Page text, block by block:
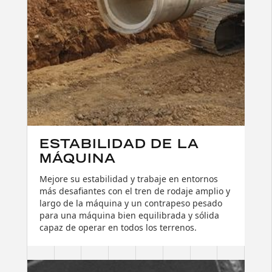
ESTABILIDAD DE LA
MÁQUINA
Mejore su estabilidad y trabaje en entornos
más desafiantes con el tren de rodaje amplio y
largo de la máquina y un contrapeso pesado
para una máquina bien equilibrada y sólida
capaz de operar en todos los terrenos.